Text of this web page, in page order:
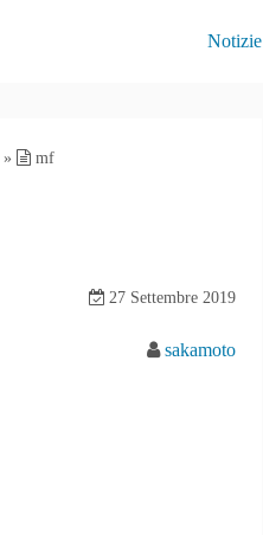
Notizie
» mf
27 Settembre 2019
sakamoto